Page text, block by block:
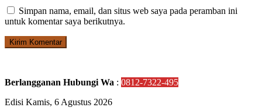
Simpan nama, email, dan situs web saya pada peramban ini
untuk komentar saya berikutnya.
Berlangganan Hubungi Wa : 0812-7322-495
Edisi Kamis, 6 Agustus 2026